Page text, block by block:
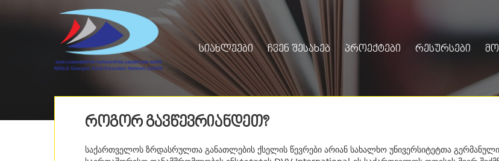
ᲡᲘᲐᲮᲚᲔᲔᲑᲘ ᲩᲕᲔᲜ ᲨᲔᲡᲐᲮᲔᲑ ᲞᲠᲝᲔᲥᲢᲔᲑᲘ ᲠᲔᲡᲣᲠᲡᲔᲑᲘ
ᲠᲝᲒᲝᲠ ᲒᲐᲕᲬᲔᲕᲠᲘᲐᲜᲓᲔᲗ?
საქართველოს ზრდასრულთა განათლების ქსელის წევრები არიან სახალხო უნივერსიტეტთა გერმანული